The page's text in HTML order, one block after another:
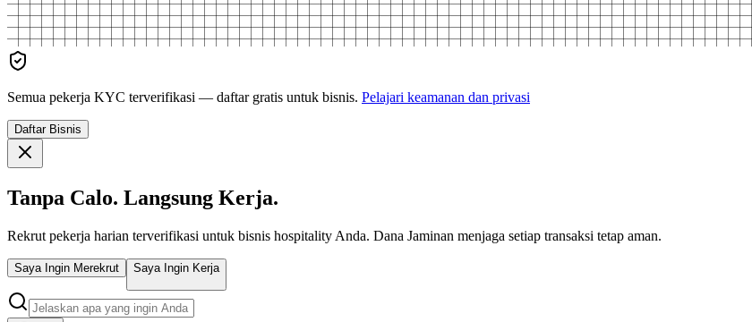
Semua pekerja KYC terverifikasi — daftar gratis untuk bisnis. Pelajari keamanan dan privasi
Daftar Bisnis
Tanpa Calo. Langsung Kerja.
Rekrut pekerja harian terverifikasi untuk bisnis hospitality Anda. Dana Jaminan menjaga setiap transaksi tetap aman.
Saya Ingin Merekrut Saya Ingin Kerja